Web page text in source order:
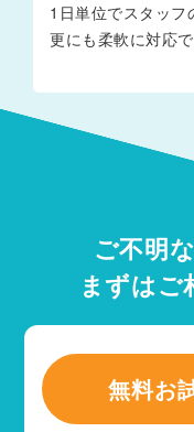
1日単位でスタッフ
更にも柔軟に対応で
ご不明
まずはご
無料お